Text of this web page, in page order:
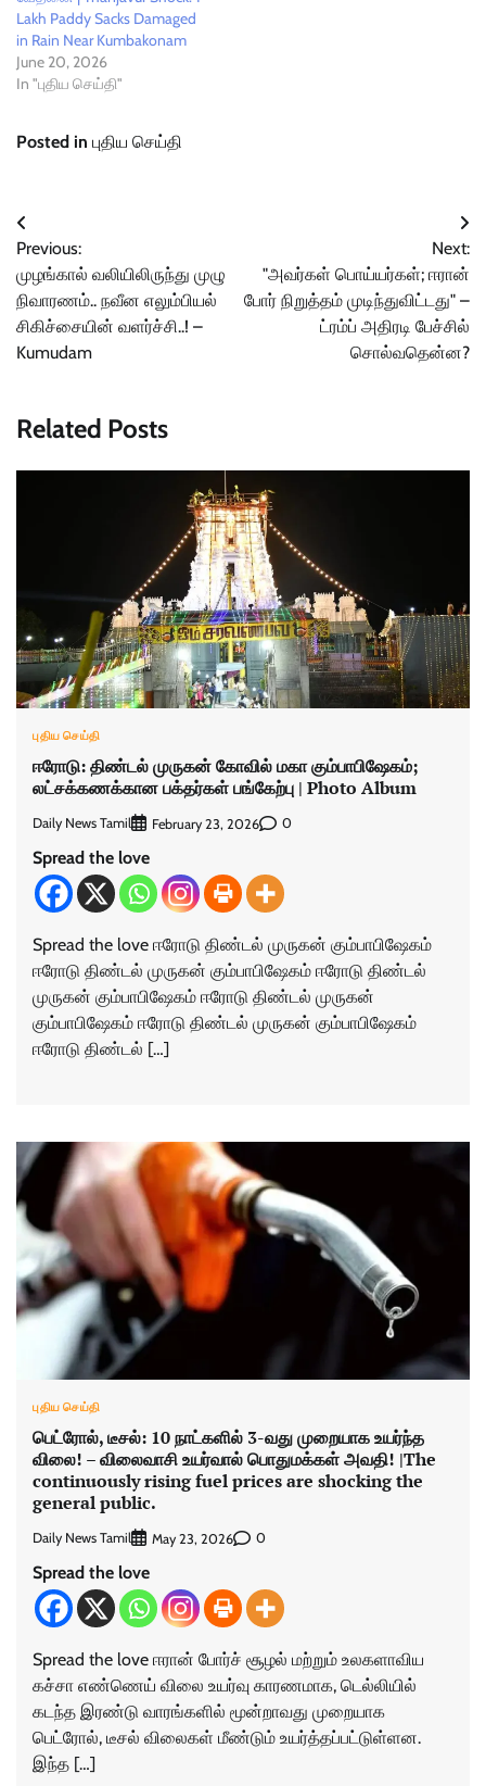
Lakh Paddy Sacks Damaged
in Rain Near Kumbakonam
June 20, 2026
In "புதிய செய்தி"
Posted in புதிய செய்தி
Post
navigation
Previous:
முழங்கால் வலியிலிருந்து முழு
நிவாரணம்.. நவீன எலும்பியல்
சிகிச்சையின் வளர்ச்சி..! –
Kumudam
Next:
"அவர்கள் பொய்யர்கள்; ஈரான்
போர் நிறுத்தம் முடிந்துவிட்டது" –
ட்ரம்ப் அதிரடி பேச்சில்
சொல்வதென்ன?
Related Posts
புதிய செய்தி
ஈரோடு: திண்டல் முருகன் கோவில் மகா கும்பாபிஷேகம்;
லட்சக்கணக்கான பக்தர்கள் பங்கேற்பு | Photo Album
Daily News Tamil February 23, 2026 0
Spread the love
Spread the love ஈரோடு திண்டல் முருகன் கும்பாபிஷேகம்
ஈரோடு திண்டல் முருகன் கும்பாபிஷேகம் ஈரோடு திண்டல்
முருகன் கும்பாபிஷேகம் ஈரோடு திண்டல் முருகன்
கும்பாபிஷேகம் ஈரோடு திண்டல் முருகன் கும்பாபிஷேகம்
ஈரோடு திண்டல் […]
புதிய செய்தி
பெட்ரோல், டீசல்: 10 நாட்களில் 3-வது முறையாக உயர்ந்த
விலை! – விலைவாசி உயர்வால் பொதுமக்கள் அவதி! |The
continuously rising fuel prices are shocking the
general public.
Daily News Tamil May 23, 2026 0
Spread the love
Spread the love ஈரான் போர்ச் சூழல் மற்றும் உலகளாவிய
கச்சா எண்ணெய் விலை உயர்வு காரணமாக, டெல்லியில்
கடந்த இரண்டு வாரங்களில் மூன்றாவது முறையாக
பெட்ரோல், டீசல் விலைகள் மீண்டும் உயர்த்தப்பட்டுள்ளன.
இந்த […]